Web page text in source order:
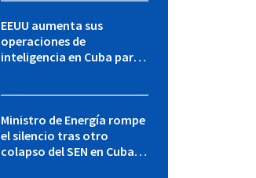
EEUU aumenta sus
operaciones de
inteligencia en Cuba para
Ministro de Energía rompe
el silencio tras otro
colapso del SEN en Cuba: